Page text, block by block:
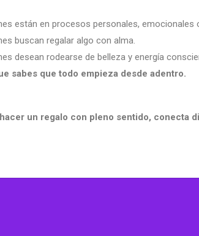
están en procesos personales, emocionales
buscan regalar algo con alma.
desean rodearse de belleza y energía
sabes que todo empieza desde adentro.
un regalo con pleno sentido, conecta